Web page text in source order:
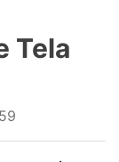
Tela